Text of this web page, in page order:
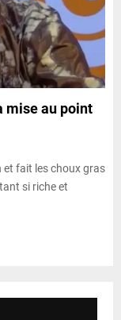
mise au point
et fait les choux gras
si riche et